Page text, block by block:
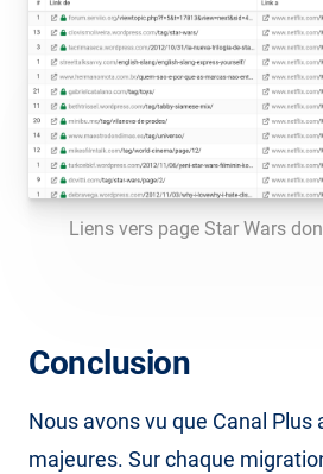
Liens vers page Star Wars
Conclusion
Nous avons vu que Canal Plus
majeures. Sur chaque